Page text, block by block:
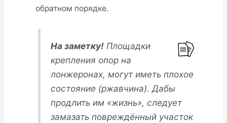
обратном порядке.
На заметку! Площадки
крепления опор на
лонжеронах, могут иметь плохое
состояние (ржавчина). Дабы
продлить им «жизнь», следует
замазать повреждённый участок